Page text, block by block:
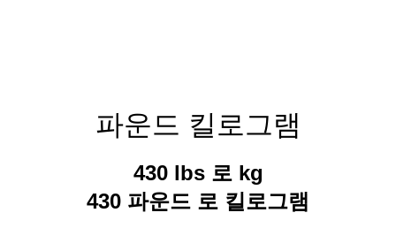
파운드 킬로그램
430 lbs 로 kg
430 파운드 로 킬로그램